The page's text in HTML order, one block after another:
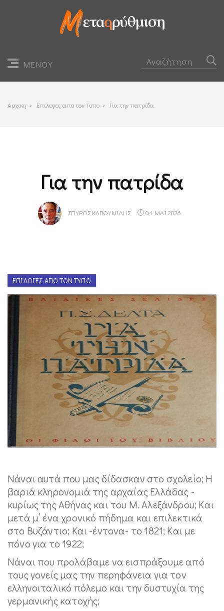
ΜΕΝΟΥ
Αρχικη > Επιλογες απο τον Τυπο > Για την πατρίδα
Για την πατρίδα
ΣΠΎΡΟΣ ΚΑΒΟΥΝΊΔΗΣ 04 ΜΑΪ 2026
ΕΠΙΛΟΓΈΣ ΑΠΌ ΤΟΝ ΤΎΠΟ
Νάναι αυτά που μας δίδασκαν στο σχoλείο; Η
βαριά κληρονομιά της αρχαίας Ελλάδας -
κυρίως της Αθήνας και του Μ. Αλεξάνδρου; Και
μετά μ’ ένα χρονικό πήδημα και επιλεκτικά
στο Βυζάντιο; Και -έντονα- το 1821; Και με
πόνο για το 1922;
Νάναι που προλάβαμε να εισπράξουμε από
τους γονείς μας την περηφάνεια για τον
ελληνοιταλικό πόλεμο και την δυστυχία της
γερμανικής κατοχής;